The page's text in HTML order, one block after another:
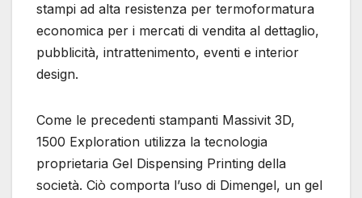
stampi ad alta resistenza per termoformatura
economica per i mercati di vendita al dettaglio,
pubblicità, intrattenimento, eventi e interior
design.
Come le precedenti stampanti Massivit 3D,
1500 Exploration utilizza la tecnologia
proprietaria Gel Dispensing Printing della
società. Ciò comporta l’uso di Dimengel, un gel